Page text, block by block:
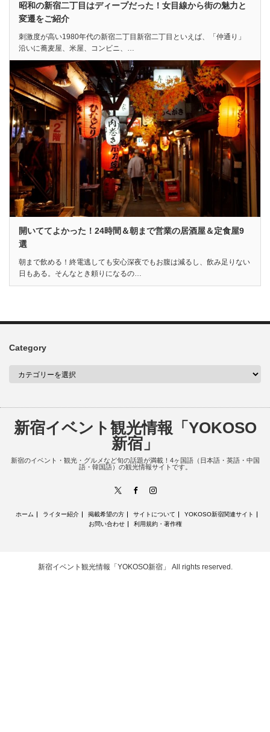
昭和の新宿二丁目はディープだった！女目線から街の魅力と
変遷をご紹介
刺激度が高い1980年代の新宿二丁目新宿二丁目といえば、「仲通り」
沿いに蕎麦屋、米屋、コンビニ、…
開いててよかった！24時間＆朝まで営業の居酒屋＆定食屋9
選
朝まで飲める！終電逃しても安心深夜でもお腹は減るし、飲み足りない
日もある。そんなとき頼りになるの…
Category
新宿イベント観光情報「YOKOSO
新宿」
新宿のイベント・観光・グルメなど旬の話題が満載！4ヶ国語（日本語・英語・中国
語・韓国語）の観光情報サイトです。
Facebook
ホーム ライター紹介 掲載希望の方 サイトについて
YOKOSO新宿関連サイト
お問い合わせ
利用規約・著作権
新宿イベント観光情報「YOKOSO新宿」 All rights reserved.